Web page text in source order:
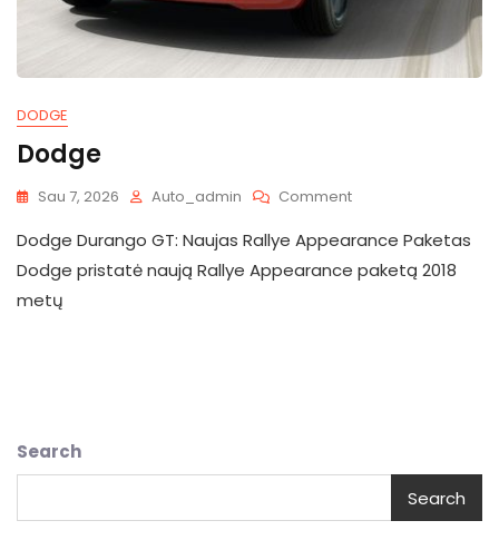
DODGE
Dodge
Sau 7, 2026 Auto_admin CommentOn
Dodge Durango GT: Naujas Rallye Appearance Paketas
Dodge pristatė naują Rallye Appearance paketą 2018
metų
Search
Search